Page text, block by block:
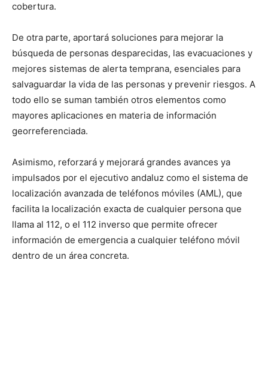
cobertura.
De otra parte, aportará soluciones para mejorar la
búsqueda de personas desparecidas, las evacuaciones y
mejores sistemas de alerta temprana, esenciales para
salvaguardar la vida de las personas y prevenir riesgos. A
todo ello se suman también otros elementos como
mayores aplicaciones en materia de información
georreferenciada.
Asimismo, reforzará y mejorará grandes avances ya
impulsados por el ejecutivo andaluz como el sistema de
localización avanzada de teléfonos móviles (AML), que
facilita la localización exacta de cualquier persona que
llama al 112, o el 112 inverso que permite ofrecer
información de emergencia a cualquier teléfono móvil
dentro de un área concreta.